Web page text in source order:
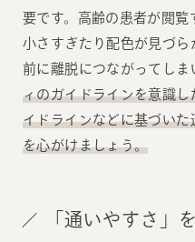
要です。高齢の患者が閲
小さすぎたり配色が見づら
前に離脱につながってしま
ィのガイドラインを意識
イドラインなどに基づい
を心がけましょう。
「通いやすさ」